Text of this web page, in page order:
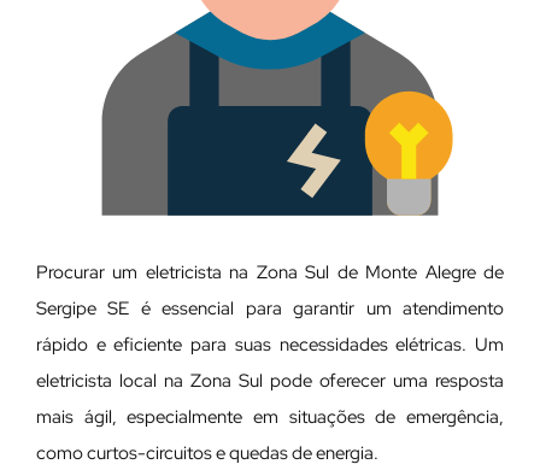
Procurar um eletricista na Zona Sul de Monte Alegre de
Sergipe SE é essencial para garantir um atendimento
rápido e eficiente para suas necessidades elétricas. Um
eletricista local na Zona Sul pode oferecer uma resposta
mais ágil, especialmente em situações de emergência,
como curtos-circuitos e quedas de energia.